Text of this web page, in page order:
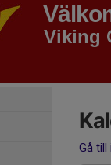
Viking
Gå till